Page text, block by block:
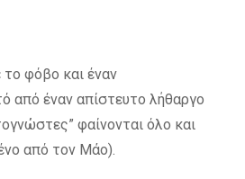
φόβο και έναν
από έναν απίστευτο λήθαργο
φαίνονται όλο και
από τον Μάο).